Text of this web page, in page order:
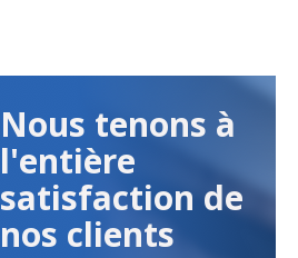
Nous tenons à
l'entière
satisfaction de
nos clients